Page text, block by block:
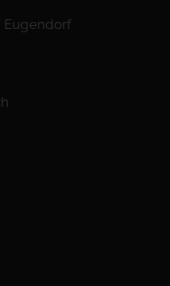
Eugendorf